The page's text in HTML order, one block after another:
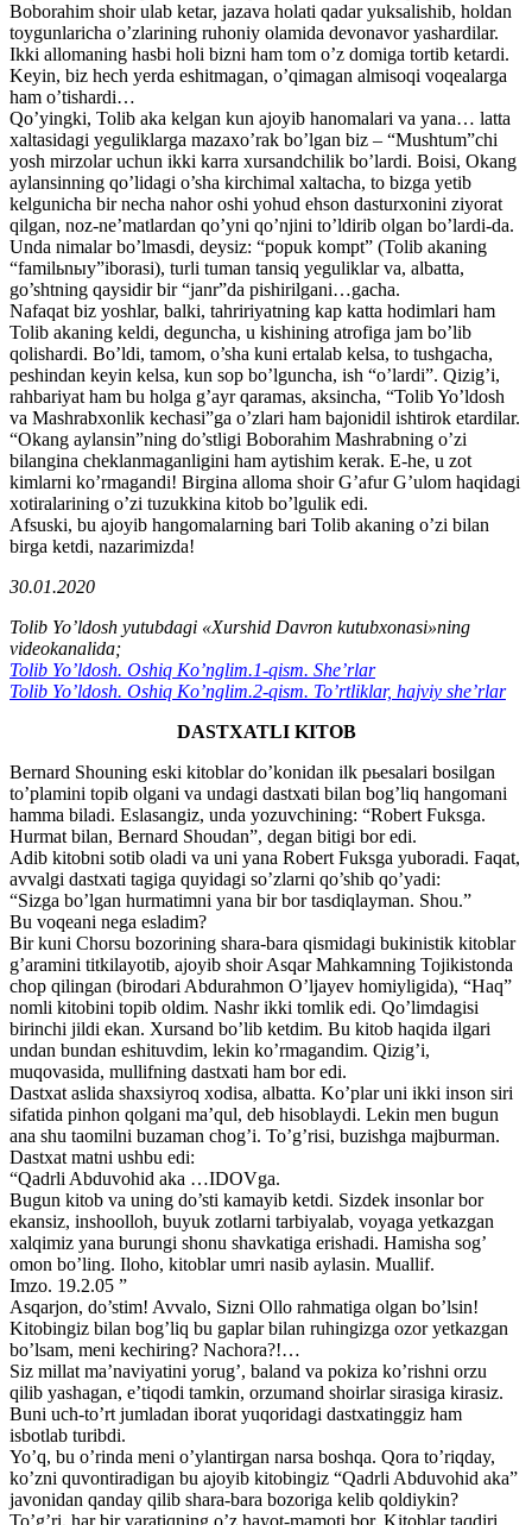
Boborahim shoir ulab ketar, jazava holati qadar yuksalishib, holdan
toygunlaricha o’zlarining ruhoniy olamida devonavor yashardilar.
Ikki allomaning hasbi holi bizni ham tom o’z domiga tortib ketardi.
Keyin, biz hech yerda eshitmagan, o’qimagan almisoqi voqealarga
ham o’tishardi…
Qo’yingki, Tolib aka kelgan kun ajoyib hanomalari va yana… latta
xaltasidagi yeguliklarga mazaxo’rak bo’lgan biz – “Mushtum”chi
yosh mirzolar uchun ikki karra xursandchilik bo’lardi. Boisi, Okang
aylansinning qo’lidagi o’sha kirchimal xaltacha, to bizga yetib
kelgunicha bir necha nahor oshi yohud ehson dasturxonini ziyorat
qilgan, noz-ne’matlardan qo’yni qo’njini to’ldirib olgan bo’lardi-da.
Unda nimalar bo’lmasdi, deysiz: “popuk kompt” (Tolib akaning
“familьnыy”iborasi), turli tuman tansiq yeguliklar va, albatta,
go’shtning qaysidir bir “janr”da pishirilgani…gacha.
Nafaqat biz yoshlar, balki, tahririyatning kap katta hodimlari ham
Tolib akaning keldi, deguncha, u kishining atrofiga jam bo’lib
qolishardi. Bo’ldi, tamom, o’sha kuni ertalab kelsa, to tushgacha,
peshindan keyin kelsa, kun sop bo’lguncha, ish “o’lardi”. Qizig’i,
rahbariyat ham bu holga g’ayr qaramas, aksincha, “Tolib Yo’ldosh
va Mashrabxonlik kechasi”ga o’zlari ham bajonidil ishtirok etardilar.
“Okang aylansin”ning do’stligi Boborahim Mashrabning o’zi
bilangina cheklanmaganligini ham aytishim kerak. E-he, u zot
kimlarni ko’rmagandi! Birgina alloma shoir G’afur G’ulom haqidagi
xotiralarining o’zi tuzukkina kitob bo’lgulik edi.
Afsuski, bu ajoyib hangomalarning bari Tolib akaning o’zi bilan
birga ketdi, nazarimizda!
30.01.2020
Tolib Yo’ldosh yutubdagi «Xurshid Davron kutubxonasi»ning
videokanalida;
Tolib Yo’ldosh. Oshiq Ko’nglim.1-qism. She’rlar
Tolib Yo’ldosh. Oshiq Ko’nglim.2-qism. To’rtliklar, hajviy she’rlar
DASTXATLI KITOB
Bernard Shouning eski kitoblar do’konidan ilk pьesalari bosilgan
to’plamini topib olgani va undagi dastxati bilan bog’liq hangomani
hamma biladi. Eslasangiz, unda yozuvchining: “Robert Fuksga.
Hurmat bilan, Bernard Shoudan”, degan bitigi bor edi.
Adib kitobni sotib oladi va uni yana Robert Fuksga yuboradi. Faqat,
avvalgi dastxati tagiga quyidagi so’zlarni qo’shib qo’yadi:
“Sizga bo’lgan hurmatimni yana bir bor tasdiqlayman. Shou.”
Bu voqeani nega esladim?
Bir kuni Chorsu bozorining shara-bara qismidagi bukinistik kitoblar
g’aramini titkilayotib, ajoyib shoir Asqar Mahkamning Tojikistonda
chop qilingan (birodari Abdurahmon O’ljayev homiyligida), “Haq”
nomli kitobini topib oldim. Nashr ikki tomlik edi. Qo’limdagisi
birinchi jildi ekan. Xursand bo’lib ketdim. Bu kitob haqida ilgari
undan bundan eshituvdim, lekin ko’rmagandim. Qizig’i,
muqovasida, mullifning dastxati ham bor edi.
Dastxat aslida shaxsiyroq xodisa, albatta. Ko’plar uni ikki inson siri
sifatida pinhon qolgani ma’qul, deb hisoblaydi. Lekin men bugun
ana shu taomilni buzaman chog’i. To’g’risi, buzishga majburman.
Dastxat matni ushbu edi:
“Qadrli Abduvohid aka …IDOVga.
Bugun kitob va uning do’sti kamayib ketdi. Sizdek insonlar bor
ekansiz, inshoolloh, buyuk zotlarni tarbiyalab, voyaga yetkazgan
xalqimiz yana burungi shonu shavkatiga erishadi. Hamisha sog’
omon bo’ling. Iloho, kitoblar umri nasib aylasin. Muallif.
Imzo. 19.2.05 ”
Asqarjon, do’stim! Avvalo, Sizni Ollo rahmatiga olgan bo’lsin!
Kitobingiz bilan bog’liq bu gaplar bilan ruhingizga ozor yetkazgan
bo’lsam, meni kechiring? Nachora?!…
Siz millat ma’naviyatini yorug’, baland va pokiza ko’rishni orzu
qilib yashagan, e’tiqodi tamkin, orzumand shoirlar sirasiga kirasiz.
Buni uch-to’rt jumladan iborat yuqoridagi dastxatinggiz ham
isbotlab turibdi.
Yo’q, bu o’rinda meni o’ylantirgan narsa boshqa. Qora to’riqday,
ko’zni quvontiradigan bu ajoyib kitobingiz “Qadrli Abduvohid aka”
javonidan qanday qilib shara-bara bozoriga kelib qoldiykin?